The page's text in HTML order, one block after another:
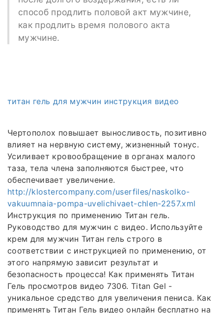
способ продлить половой акт мужчине,
как продлить время полового акта
мужчине.
титан гель для мужчин инструкция видео
Чертополох повышает выносливость, позитивно
влияет на нервную систему, жизненный тонус.
Усиливает кровообращение в органах малого
таза, тела члена заполняются быстрее, что
обеспечивает увеличение.
http://klostercompany.com/userfiles/naskolko-
vakuumnaia-pompa-uvelichivaet-chlen-2257.xml
Инструкция по применению Титан гель.
Руководство для мужчин с видео. Используйте
крем для мужчин Титан гель строго в
соответствии с инструкцией по применению, от
этого напрямую зависит результат и
безопасность процесса! Как применять Титан
Гель просмотров видео 7306. Titan Gel -
уникальное средство для увеличения пениса. Как
применять Титан Гель видео онлайн бесплатно на